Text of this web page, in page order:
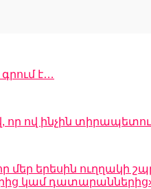
է…
որ ով ինչին
երեսին ուղղակի
կամ